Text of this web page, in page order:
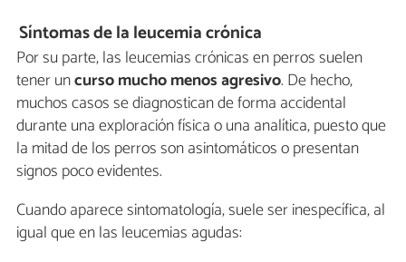
Síntomas de la leucemia crónica
Por su parte, las leucemias crónicas en perros suelen
tener uncurso mucho menos agresivo. De hecho,
muchos casos se diagnostican de forma accidental
durante una exploración física o una analítica, puesto que
la mitad de los perros son asintomáticos o presentan
signos poco evidentes.
Cuando aparece sintomatología, suele ser inespecífica, al
igual que en las leucemias agudas: